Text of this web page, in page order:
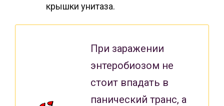
крышки унитаза.
При заражении
энтеробиозом не
стоит впадать в
панический транс, а